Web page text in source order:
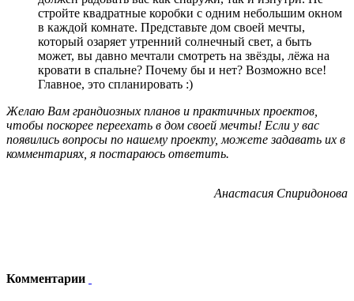
стройте квадратные коробки с одним небольшим окном
в каждой комнате. Представьте дом своей мечты,
который озаряет утренний солнечный свет, а быть
может, вы давно мечтали смотреть на звёзды, лёжа на
кровати в спальне? Почему бы и нет? Возможно все!
Главное, это спланировать :)
Желаю Вам грандиозных планов и практичных проектов,
чтобы поскорее переехать в дом своей мечты! Если у вас
появились вопросы по нашему проекту, можете задавать их в
комментариях, я постараюсь ответить.
Анастасия Спиридонова
Комментарии